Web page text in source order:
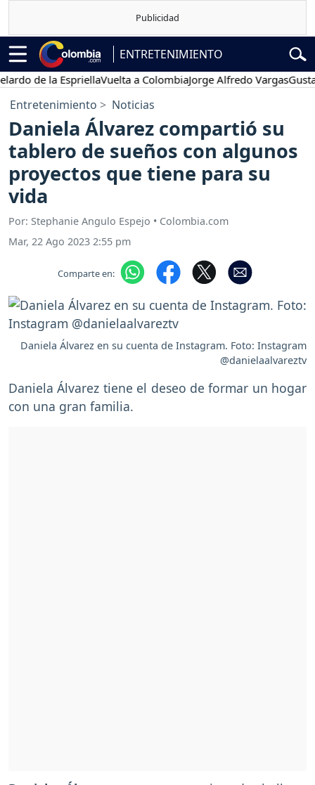
ENTRETENIMIENTO
de la EspriellaVuelta a ColombiaJorge Alfredo VargasGustavo
Entretenimiento Noticias
Daniela Álvarez compartió su
tablero de sueños con algunos
proyectos que tiene para su
vida
Por: Stephanie Angulo Espejo • Colombia.com
Mar, 22 Ago 2023 2:55 pm
Comparte en:
Daniela Álvarez en su cuenta de Instagram. Foto: Instagram
@danielaalvareztv
Daniela Álvarez tiene el deseo de formar un hogar
con una gran familia.